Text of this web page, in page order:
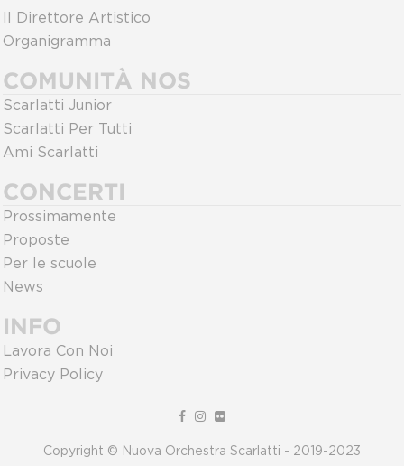
Il Direttore Artistico
Organigramma
COMUNITÀ NOS
Scarlatti Junior
Scarlatti Per Tutti
Ami Scarlatti
CONCERTI
Prossimamente
Proposte
Per le scuole
News
INFO
Lavora Con Noi
Privacy Policy
Copyright © Nuova Orchestra Scarlatti - 2019-2023